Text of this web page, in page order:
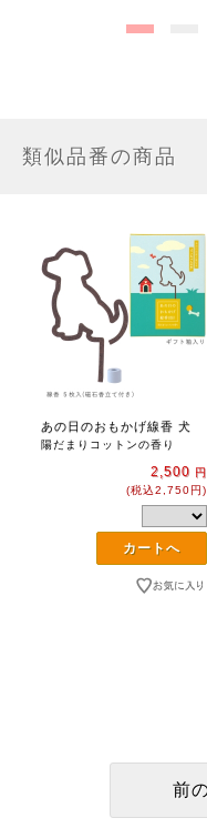
類似品番の商品
あの日のおもかげ線香 犬
陽だまりコットンの香り
2,500 円
(税込2,750円)